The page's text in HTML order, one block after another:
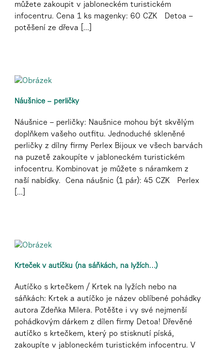
můžete zakoupit v jabloneckém turistickém
infocentru. Cena 1 ks magenky: 60 CZK Detoa –
potěšení ze dřeva [...]
Náušnice – perličky
Náušnice – perličky: Naušnice mohou být skvělým
doplňkem vašeho outfitu. Jednoduché skleněné
perličky z dílny firmy Perlex Bijoux ve všech barvách
na puzetě zakoupíte v jabloneckém turistickém
infocentru. Kombinovat je můžete s náramkem z
naší nabídky. Cena náušnic (1 pár): 45 CZK Perlex
[...]
Krteček v autíčku (na sáňkách, na lyžích…)
Autíčko s krtečkem / Krtek na lyžích nebo na
sáňkách: Krtek a autíčko je název oblíbené pohádky
autora Zdeňka Milera. Potěšte i vy své nejmenší
pohádkovým dárkem z dílen firmy Detoa! Dřevěné
autíčko s krtečkem, který po stisknutí píská,
zakoupíte v jabloneckém turistickém infocentru. V